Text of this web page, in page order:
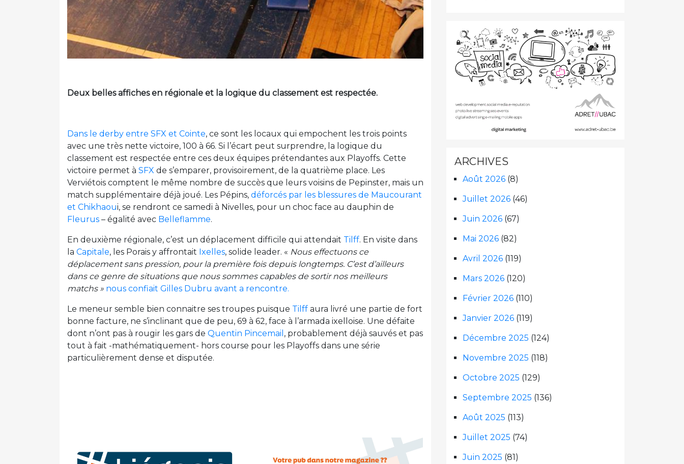
Deux belles affiches en régionale et la logique du classement est respectée.
Dans le derby entre SFX et Cointe, ce sont les locaux qui empochent les trois points
avec une très nette victoire, 100 à 66. Si l’écart peut surprendre, la logique du
classement est respectée entre ces deux équipes prétendantes aux Playoffs. Cette
victoire permet à SFX de s’emparer, provisoirement, de la quatrième place. Les
Verviétois comptent le même nombre de succès que leurs voisins de Pepinster, mais un
match supplémentaire déjà joué. Les Pépins, déforcés par les blessures de Maucourant
et Chikhaoui, se rendront ce samedi à Nivelles, pour un choc face au dauphin de
Fleurus – égalité avec Belleflamme.
En deuxième régionale, c’est un déplacement difficile qui attendait Tilff. En visite dans
la Capitale, les Porais y affrontait Ixelles, solide leader. « Nous effectuons ce
déplacement sans pression, pour la première fois depuis longtemps. C’est d’ailleurs
dans ce genre de situations que nous sommes capables de sortir nos meilleurs
matchs » nous confiait Gilles Dubru avant a rencontre.
Le meneur semble bien connaitre ses troupes puisque Tilff aura livré une partie de fort
bonne facture, ne s’inclinant que de peu, 69 à 62, face à l’armada ixelloise. Une défaite
dont n’ont pas à rougir les gars de Quentin Pincemail , probablement déjà sauvés et pas
tout à fait -mathématiquement- hors course pour les Playoffs dans une série
particulièrement dense et disputée.
ARCHIVES
Août 2026 (8)
Juillet 2026 (46)
Juin 2026 (67)
Mai 2026 (82)
Avril 2026 (119)
Mars 2026 (120)
Février 2026 (110)
Janvier 2026 (119)
Décembre 2025 (124)
Novembre 2025 (118)
Octobre 2025 (129)
Septembre 2025 (136)
Août 2025 (113)
Juillet 2025 (74)
Juin 2025 (81)